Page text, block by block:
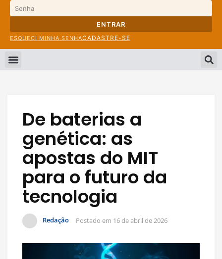
ENTRAR
ESQUECI MINHA SENHACADASTRE-SE
De baterias a
genética: as
apostas do MIT
para o futuro da
tecnologia
Redação Postado em 16 de abril de 2026